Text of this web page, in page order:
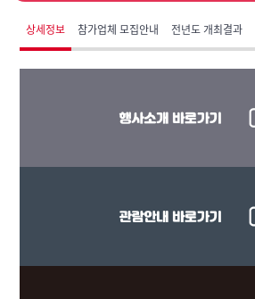
상세정보 참가업체 모집안내 전년도 개최결과